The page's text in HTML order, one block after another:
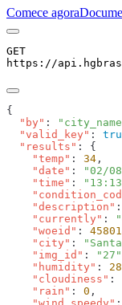
Comece agora
GET
https://
  "by"
:
  "valid_key"
:
  "results"
    "temp"
: 34
    "date"
: "02/
    "time"
:
    "description"
:
    "currently"
:
    "woeid"
:
    "city"
:
    "img_id"
: "27"
    "humidity"
: 28
    "cloudiness"
:
    "rain"
: 0